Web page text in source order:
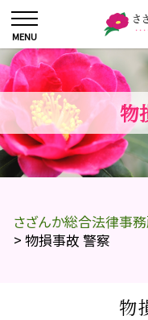
物
さざんか総合法律事
> 物損事故 警察
物